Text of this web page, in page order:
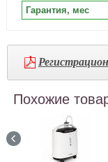
Гарантия, мес
Похожие